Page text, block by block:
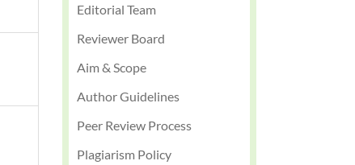
Editorial Team
Reviewer Board
Aim & Scope
Author Guidelines
Peer Review Process
Plagiarism Policy